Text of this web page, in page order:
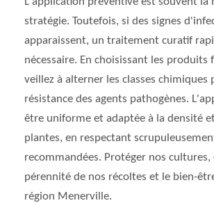
stratégie. Toutefois, si des signes
apparaissent, un traitement curatif
nécessaire. En choisissant les produits
veillez à alterner les classes chimiques
résistance des agents pathogènes.
être uniforme et adaptée à la densité
plantes, en respectant
recommandées. Protéger nos cultures,
pérennité de nos récoltes et le bien-
région Menerville.